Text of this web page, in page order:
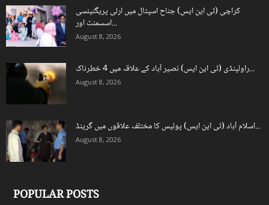
کراچی (ٹی این ایس) جناح اسپتال میں ارلی پریگنینسی
اسسمنٹ اور...
August 8, 2026
راولپنڈی (ٹی این ایس) نصیر آباد کے علاقہ میں 4 خطرناک...
August 8, 2026
اسلام آباد (ٹی این ایس) پولیس کا مختلف علاقوں میں گرینڈ...
August 8, 2026
POPULAR POSTS